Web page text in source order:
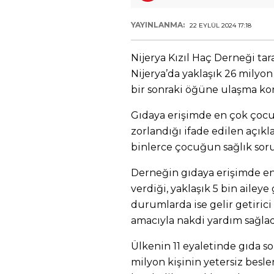
YAYINLANMA: 22 EYLÜL 2024 17:18
Nijerya Kızıl Haç Derneği
Nijerya’da yaklaşık 26
bir sonraki öğüne ulaşma
Gıdaya erişimde en çok
zorlandığı ifade edilen
binlerce çocuğun sağlık
Derneğin gıdaya erişimde
verdiği, yaklaşık 5 bin aileye
durumlarda ise gelir getirici
amacıyla nakdi yardım
Ülkenin 11 eyaletinde gıda
milyon kişinin yetersiz